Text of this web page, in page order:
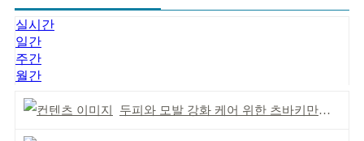
실시간
일간
주간
월간
두피와 모발 강화 케어 위한 츠바키만의 솔루션 제시